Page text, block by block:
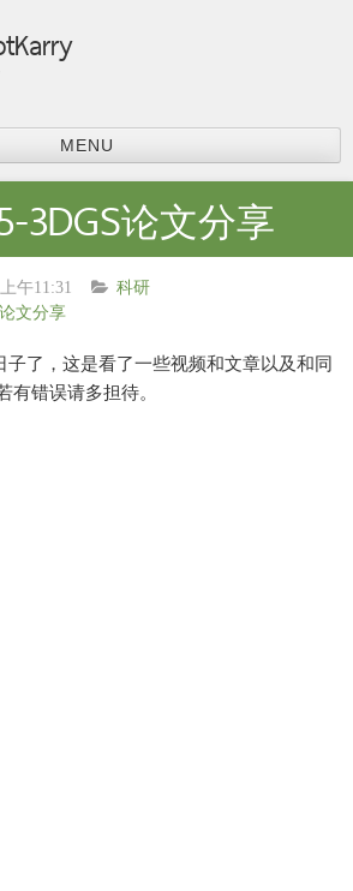
MENU
3DGS论文分享
上午11:31
科研
论文分享
子了，这是看了一些视频和文章以及和同
有错误请多担待。